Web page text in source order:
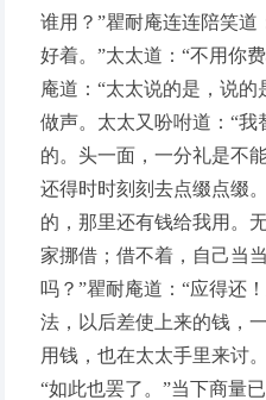
谁用？”瞿耐庵连连陪笑道
好着。”太太道：“不用你
庵道：“太太说的是，说
做声。太太又吩咐道：“
的。头一面，一分礼是不
还得时时刻刻去点缀点缀
的，那里还有钱给我用。
家挪借；借不着，自己当
吗？”瞿耐庵道：“应得还
法，以后差使上来的钱，
用钱，也在太太手里来讨
“如此也罢了。”当下商量